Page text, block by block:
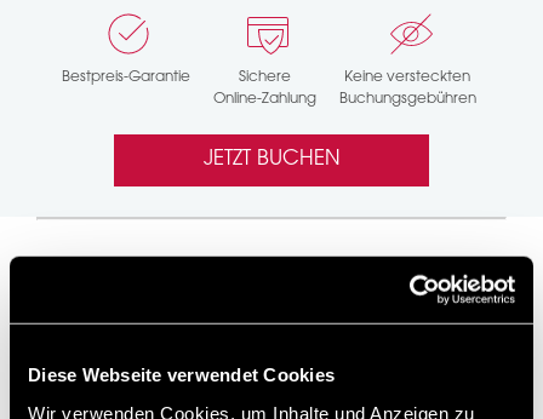
Diese Webseite verwendet Cookies
Wir verwenden Cookies, um Inhalte und Anzeigen zu
Bestpreis-Garantie
Sichere
Online-Zahlung
Keine versteckten
Buchungsgebühren
JETZT BUCHEN